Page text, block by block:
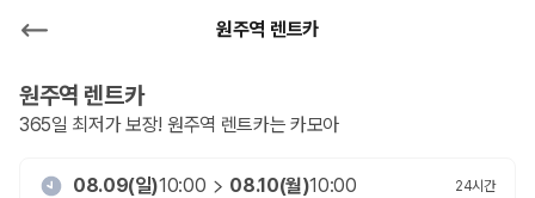
원주역 렌트카
원주역 렌트카
365일 최저가 보장! 원주역 렌트카는 카모아
08.09(일)10:00 08.10(월)10:00 24시간